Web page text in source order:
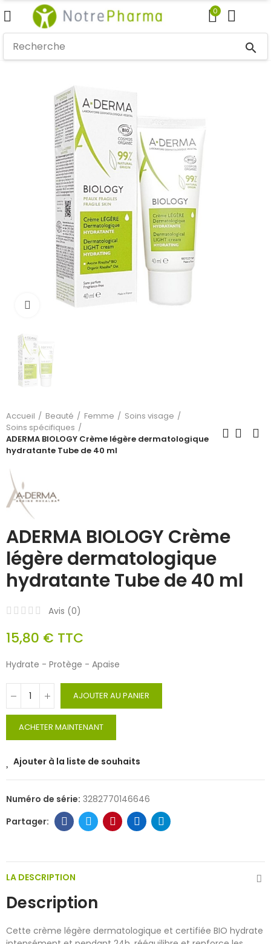
0
search
Cliquez pour agrandir
Accueil Beauté Femme
Soins visage
Soins spécifiques
ADERMA BIOLOGY Crème légère dermatologique
hydratante Tube de 40 ml
ADERMA BIOLOGY Crème
légère dermatologique
hydratante Tube de 40 ml
Avis (0)
15,80 € TTC
Hydrate - Protège - Apaise
AJOUTER AU PANIER
ACHETER MAINTENANT
Ajouter à la liste de souhaits
Numéro de série: 3282770146646
LA DESCRIPTION
Description
Cette crème légère dermatologique et certifiée BIO hydrate